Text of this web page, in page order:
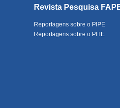
Revista Pesquisa
Reportagens sobre o PIPE
Reportagens sobre o PITE